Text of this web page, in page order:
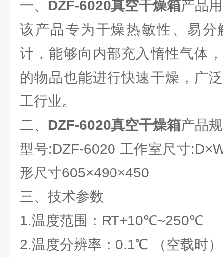
一、 DZF-6020真空干燥箱产品
该产品专为干燥热敏性、易分
计，能够向内部充入惰性气体
的物品也能进行快速干燥，广
工行业。
二、 DZF-6020真空干燥箱产品
型号:DZF-6020 工作室尺寸
形尺寸605×490×450
三、技术参数
1.温度范围：RT+10℃~250℃
2.温度分辨率：0.1℃ （空载时）